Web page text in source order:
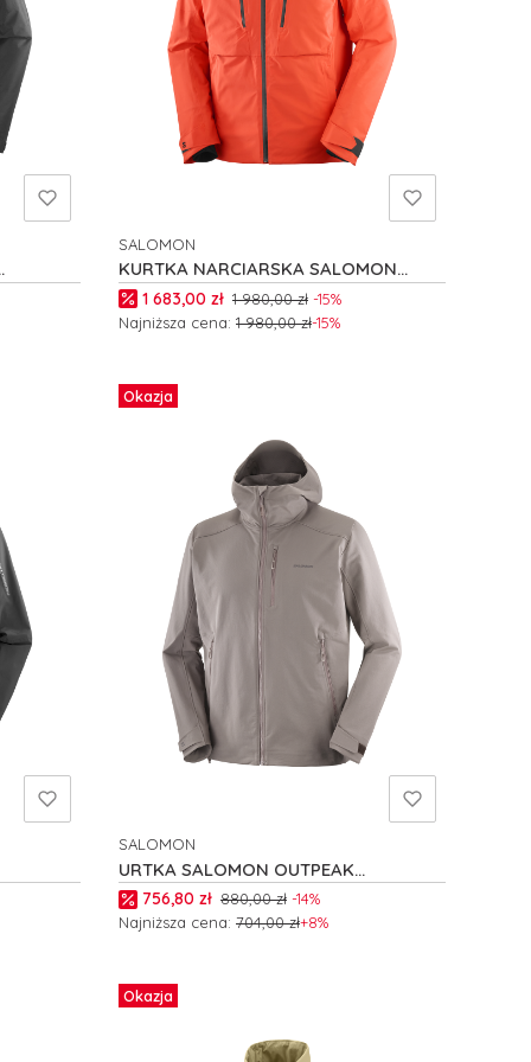
KURTKA NARCIARSKA SALOMON
BRILLIANT 2.0 M C26351
PRODUCENT
SALOMON
Cena promocyjna
1 683,00 zł 1 980,00 zł -15%
Najniższa cena: 1 980,00 zł-15%
Okazja
URTKA SALOMON OUTPEAK
SOFTSHELL M C26568
PRODUCENT
SALOMON
Cena promocyjna
756,80 zł 880,00 zł -14%
Najniższa cena: 704,00 zł+8%
Okazja